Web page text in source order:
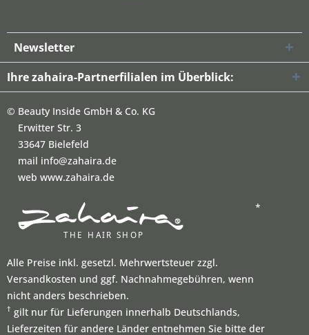
Newsletter
Ihre zahaira-Partnerfilialen im Überblick:
© Beauty Inside GmbH & Co. KG
Erwitter Str. 3
33647 Bielefeld
mail info@zahaira.de
web www.zahaira.de
*
Alle Preise inkl. gesetzl. Mehrwertsteuer zzgl.
Versandkosten und ggf. Nachnahmegebühren, wenn
nicht anders beschrieben.
† gilt nur für Lieferungen innerhalb Deutschlands,
Lieferzeiten für andere Länder entnehmen Sie bitte der